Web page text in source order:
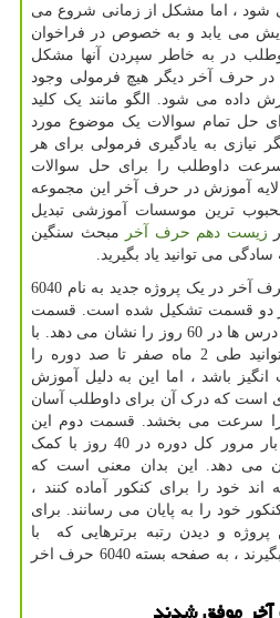
شود ، اما مشکل از زمانی شروع می
می یابد و به خصوص در فراخوان
در به خاطر سپردن آنها مشکل
حرف آخر دیگر هیچ فرمولی وجود
داده می شود. الگو مانند یک کلید
حل تمام سوالات یک موضوع مورد
نیازی به یادگیری فرمولی برای هر
داوطلب را برای حل سوالات
لایه آموزش در حرف آخر این مجموعه
ترین موسسات آموزشی تبدیل
زیست دهم حرف آخر
مبحث سنگین
این دو لایه را می توان در حرف آخر در یک پروژه جدید به نام 6040
دو قسمت تشکیل شده است. قسمت
اول پروژه 60 ، که ارائه کلیه درس ها در 60 روز را نشان می دهد. با
کمک اساتید این گروه می توانید طی 2 ماه صفر تا صد دوره را
باشد ، اما این به دلیل آموزش
است که درک آن برای داوطلب آسان
سرعت می بخشد. قسمت دوم این
پروژه ، 40 ، همچنین بیست بار مرور کل دوره در 40 روز با کمک
می دهد. این بدان معنی است که
اند خود را برای کنکور آماده کنند ،
کل کنکور خود را به پایان می رسانند. برای
پروژه و دیدن رتبه برترهایی که با
استفاده از آن توانستند نتیجه بگیرند ، به صفحه بسته 6040 حرف اخر